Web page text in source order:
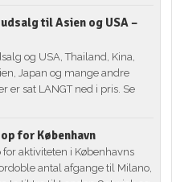
til Asien og USA –
og USA, Thailand, Kina,
Japan og mange andre
er sat LANGT ned i pris. Se
for København
for aktiviteten i Københavns
antal afgange til Milano,